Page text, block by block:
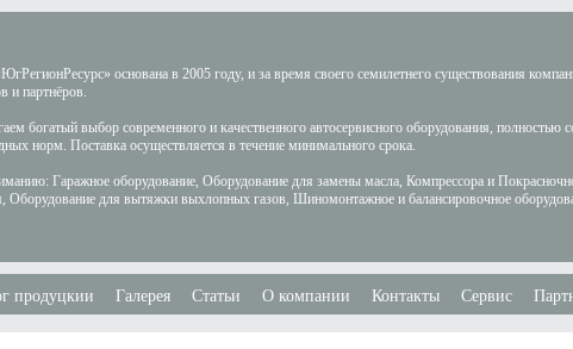
основана в 2005 году, и за время своего семилетнего существования
и партнёров.
богатый выбор современного и качественного автосервисного оборудования, полностью
норм. Поставка осуществляется в течение минимального срока.
Гаражное оборудование, Оборудование для замены масла, Компрессора и
Оборудование для вытяжки выхлопных газов, Шиномонтажное и балансировочное
продуцкии Галерея Статьи О компании Контакты Сервис